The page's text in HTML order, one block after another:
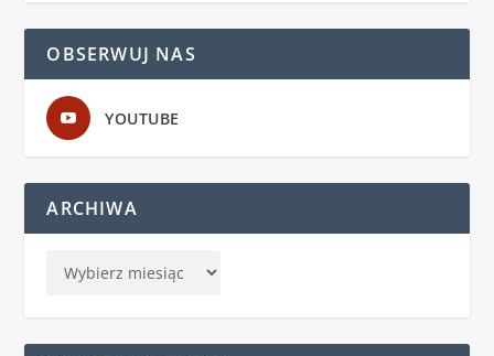
OBSERWUJ NAS
YOUTUBE
ARCHIWA